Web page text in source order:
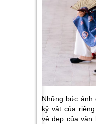
Những bức ảnh
kỷ vật của
vẻ đẹp của văn